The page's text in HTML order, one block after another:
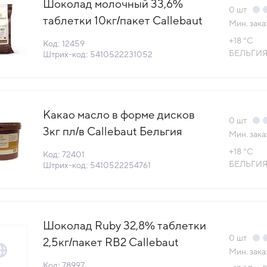
Шоколад молочный 33,6%
таблетки 10кг/пакет Callebaut
(КОД 12459)(+18°С)
Код: 12459
Штрих-код: 5410522231052
0 шт
Мин.
+18 °С
БЕЛЬГИЯ
Какао масло в форме дисков
3кг пл/в Callebaut Бельгия
72401) (+18°С)
Код: 72401
Штрих-код: 5410522254761
0 шт
Мин.
+18 °С
БЕЛЬГИЯ
Шоколад Ruby 32,8% таблетки
2,5кг/пакет RB2 Callebaut
0 шт
Мин.